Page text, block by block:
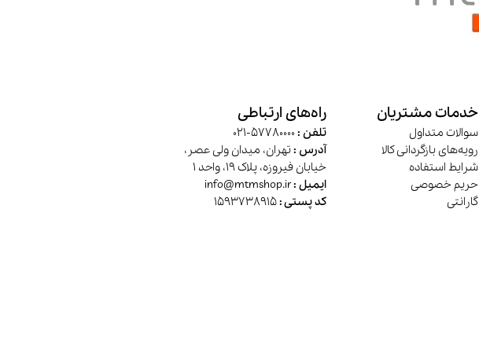
خدمات مشتریان
سوالات متداول
رویه‌های بازگردانی کالا
شرایط استفاده
حریم خصوصی
گارانتی
راه‌های ارتباطی
تلفن :57780000-021
آدرس :تهران، میدان ولی عصر،
خیابان فیروزه، پلاک 19، واحد 1
ایمیل :info@mtmshop.ir
کد پستی :1593738915